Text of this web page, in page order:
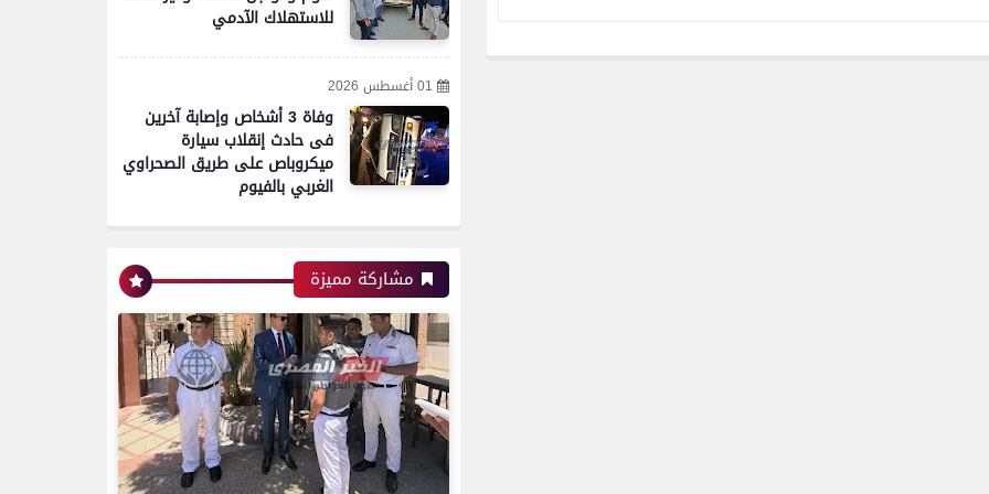
للاستهلاك الآدمي
01 أغسطس 2026
وفاة 3 أشخاص وإصابة آخرين
فى حادث إنقلاب سيارة
ميكروباص على طريق الصحراوي
الغربي بالفيوم
مشاركة مميزة
مدير أمن سوهاج يتفقد
الخدمات الأمنية والارتكازات
..ويؤكد ضرورة اليقظة التامة
تموين الفيوم ضبط سيارة نقل
محملة بـ 1750 كيلو جبنة
مجهولة المصدر وغير صالحة
للاستهلاك الآدمي
محافظات